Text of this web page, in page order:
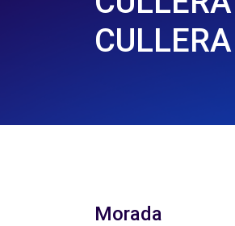
Morada